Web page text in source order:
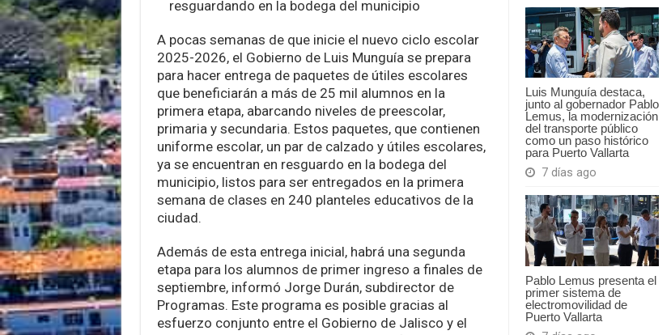
Munguía
para
hacer
entrega
de
paquetes
escolares
Luis Munguía destaca,
junto al gobernador Pablo
Lemus, la modernización
del transporte público
como un paso histórico
para Puerto Vallarta
7 días ago
Pablo Lemus presenta el
primer sistema de
electromovilidad de
Puerto Vallarta
resguardando en la bodega del municipio
A pocas semanas de que inicie el nuevo ciclo escolar
2025-2026, el Gobierno de Luis Munguía se prepara
para hacer entrega de paquetes de útiles escolares
que beneficiarán a más de 25 mil alumnos en la
primera etapa, abarcando niveles de preescolar,
primaria y secundaria. Estos paquetes, que contienen
uniforme escolar, un par de calzado y útiles escolares,
ya se encuentran en resguardo en la bodega del
municipio, listos para ser entregados en la primera
semana de clases en 240 planteles educativos de la
ciudad.
Además de esta entrega inicial, habrá una segunda
etapa para los alumnos de primer ingreso a finales de
septiembre, informó Jorge Durán, subdirector de
Programas. Este programa es posible gracias al
esfuerzo conjunto entre el Gobierno de Jalisco y el